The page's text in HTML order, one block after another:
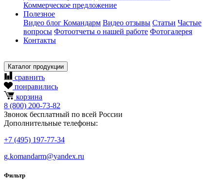
Коммерческое предложение
Полезное
Видео блог Командарм Видео отзывы Статьи Частые
вопросы Фотоотчеты о нашей работе Фотогалерея
Контакты
Каталог продукции
сравнить
понравились
корзина
8 (800) 200-73-82
Звонок бесплатный по всей России
Дополнительные телефоны:
+7 (495) 197-77-34
g.komandarm@yandex.ru
Фильтр